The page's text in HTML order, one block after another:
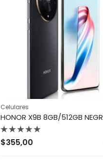
Celulares
HONOR X9B 8GB/512GB
Valorado
con
$355,00